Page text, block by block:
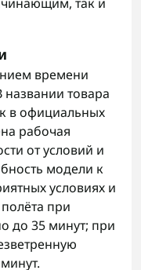
времени
названии товара
в официальных
рабочая
от условий и
модели к
условиях и
при
до 35 минут; при